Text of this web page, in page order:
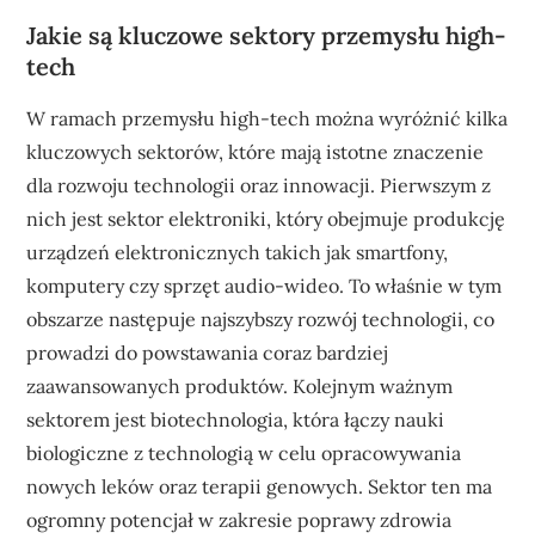
Jakie są kluczowe sektory przemysłu high-
tech
W ramach przemysłu high-tech można wyróżnić kilka
kluczowych sektorów, które mają istotne znaczenie
dla rozwoju technologii oraz innowacji. Pierwszym z
nich jest sektor elektroniki, który obejmuje produkcję
urządzeń elektronicznych takich jak smartfony,
komputery czy sprzęt audio-wideo. To właśnie w tym
obszarze następuje najszybszy rozwój technologii, co
prowadzi do powstawania coraz bardziej
zaawansowanych produktów. Kolejnym ważnym
sektorem jest biotechnologia, która łączy nauki
biologiczne z technologią w celu opracowywania
nowych leków oraz terapii genowych. Sektor ten ma
ogromny potencjał w zakresie poprawy zdrowia